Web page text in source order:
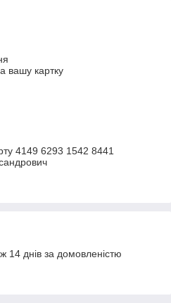
вашу картку
4149 6293 1542 8441
14 днів за домовленістю